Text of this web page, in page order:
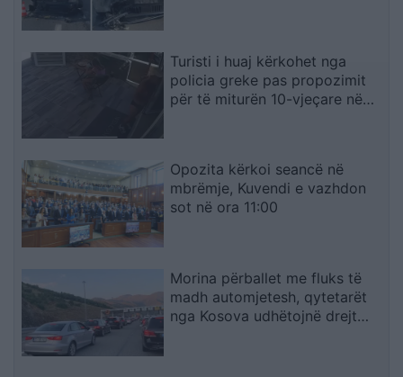
Turisti i huaj kërkohet nga
policia greke pas propozimit
për të miturën 10-vjeçare në
Opozita kërkoi seancë në
mbrëmje, Kuvendi e vazhdon
sot në ora 11:00
Morina përballet me fluks të
madh automjetesh, qytetarët
nga Kosova udhëtojnë drejt